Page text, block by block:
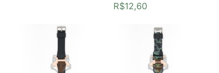
R$12,60